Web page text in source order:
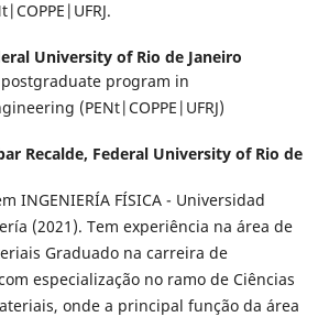
University of Rio de Janeiro
program in
(PENt|COPPE|UFRJ)
Recalde, Federal University of Rio de
INGENIERÍA FÍSICA - Universidad
(2021). Tem experiência na área de
Graduado na carreira de
especialização no ramo de Ciências
onde a principal função da área